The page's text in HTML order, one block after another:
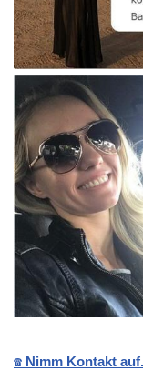
☎️ Nimm Kontakt auf.